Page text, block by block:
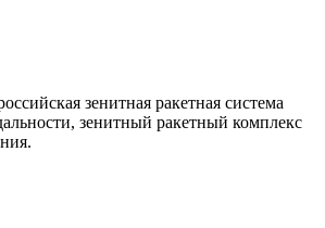
зенитная ракетная система
зенитный ракетный комплекс